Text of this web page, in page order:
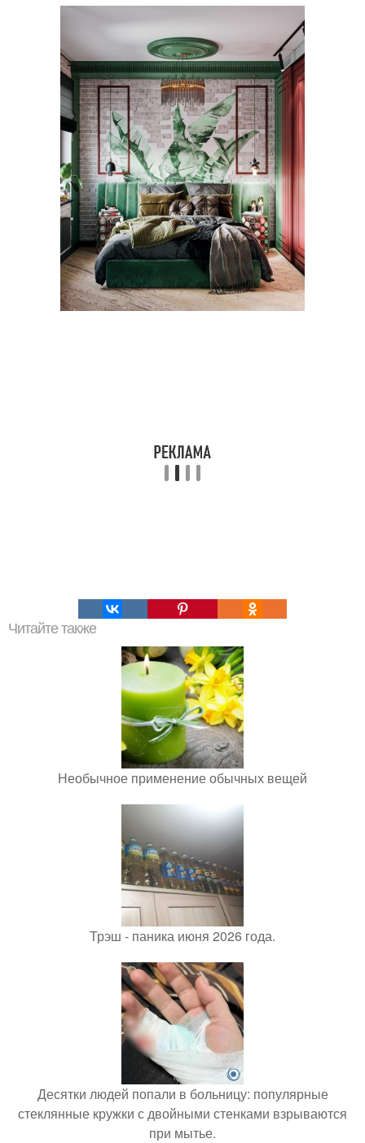
Читайте также
Необычное применение обычных вещей
Трэш - паника июня 2026 года.
Десятки людей попали в больницу: популярные
стеклянные кружки с двойными стенками взрываются
при мытье.